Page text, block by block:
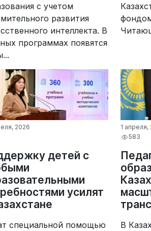
с учетом
развития
интеллекта. В
программах появятся
фондом
2026
детей с
усилят
специальной помощью
1 апреля,
583
В